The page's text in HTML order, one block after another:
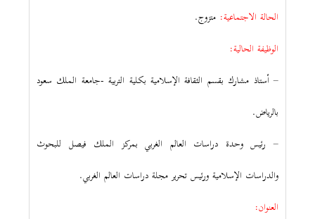
الحالة الاجتماعية: متزوج.
الوظيفة الحالية:
– أستاذ مشارك بقسم الثقافة الإسلامية بكلية التربية -جامعة الملك سعود
بالرياض.
– رئيس وحدة دراسات العالم الغربي بمركز الملك فيصل للبحوث
والدراسات الإسلامية ورئيس تحرير مجلة دراسات العالم الغربي.
العنوان: